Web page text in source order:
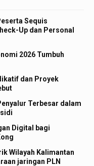
Sequis
Up dan Personal
2026 Tumbuh
dan Proyek
Terbesar dalam
Digital bagi
Wilayah Kalimantan
jaringan PLN